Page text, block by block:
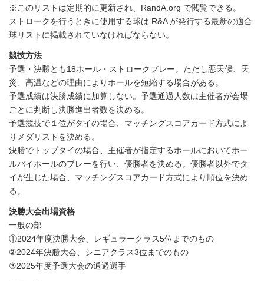
※このリストは定期的に更新され、RandA.org で閲覧できる。
ストロークを行うときに使用する球は R&A が発行する最新の適合
球リストに掲載されていなければならない。
競技方法
予選・決勝とも18ホール・ストロークプレー。ただし悪天候、天
災、高温などの理由によりホールを短縮する場合がある。
予選成績は決勝成績に加算しない。予選通過人数は主催者が会場
ごとに判断し決勝進出者数を決める。
予選競技で１位がタイの場合、マッチングスコアカード方式によ
りメダリストを決める。
決勝でトップタイの場合、主催者が指定するホールにおいてホー
ルバイホールのプレーを行い、優勝者を決める。優勝者以外でタ
イが生じた場合、マッチングスコアカード方式により順位を決め
る。
決勝大会出場資格
一般の部
①2024年度決勝大会、レギュラークラス5位までのもの
②2024年決勝大会、シニアクラス3位までのもの
③2025年度予選大会の通過選手